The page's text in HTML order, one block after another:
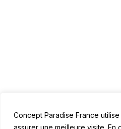
Concept Paradise France
assurer une meilleure visite. En